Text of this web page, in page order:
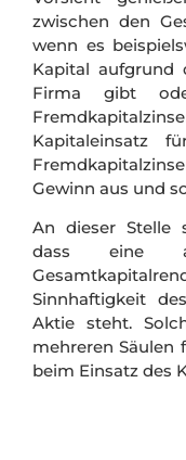
zwischen den
wenn es
Kapital aufgrund
Firma gibt
Kapitaleinsatz
Gewinn aus und
An dieser Stelle
dass eine
Sinnhaftigkeit
Aktie steht.
mehreren Säulen
beim Einsatz des